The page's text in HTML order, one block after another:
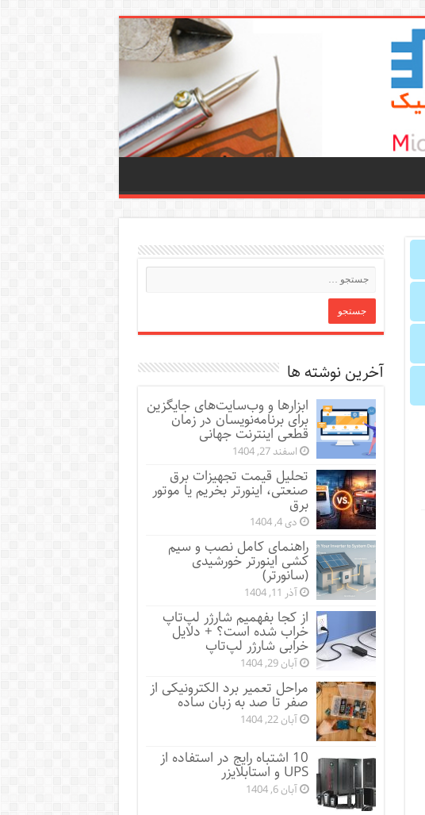
آخرین نوشته ها
ابزارها و وب‌سایت‌های جایگزین
برای برنامه‌نویسان در زمان
قطعی اینترنت جهانی
اسفند 27, 1404
تحلیل قیمت تجهیزات برق
صنعتی، اینورتر بخریم یا موتور
برق
دی 4, 1404
راهنمای کامل نصب و سیم
کشی اینورتر خورشیدی
(سانورتر)
آذر 11, 1404
از کجا بفهمیم شارژر لپ‌تاپ
خراب شده است؟ + دلایل
خرابی شارژر لپ‌تاپ
آبان 29, 1404
مراحل تعمیر برد الکترونیکی از
صفر تا صد به زبان ساده
آبان 22, 1404
10 اشتباه رایج در استفاده از
UPS و استابلایزر
آبان 6, 1404